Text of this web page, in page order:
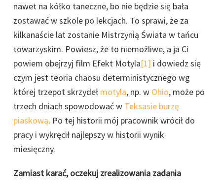
nawet na kółko taneczne, bo nie będzie się bała
zostawać w szkole po lekcjach. To sprawi, że za
kilkanaście lat zostanie Mistrzynią Świata w tańcu
towarzyskim. Powiesz, że to niemożliwe, a ja Ci
powiem obejrzyj film Efekt Motyla[1] i dowiedz się
czym jest teoria chaosu deterministycznego wg
której trzepot skrzydeł motyla, np. w Ohio, może po
trzech dniach spowodować w Teksasie burzę
piaskową. Po tej historii mój pracownik wrócił do
pracy i wykręcił najlepszy w historii wynik
miesięczny.
Zamiast karać, oczekuj zrealizowania zadania